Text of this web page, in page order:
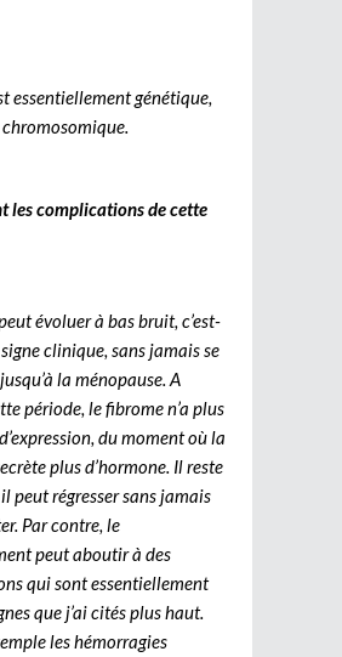
essentiellement génétique,
chromosomique.
les complications de cette
évoluer à bas bruit, c’est-
clinique, sans jamais se
la ménopause. A
période, le fibrome n’a plus
du moment où la
plus d’hormone. Il reste
peut régresser sans jamais
Par contre, le
peut aboutir à des
qui sont essentiellement
que j’ai cités plus haut.
les hémorragies